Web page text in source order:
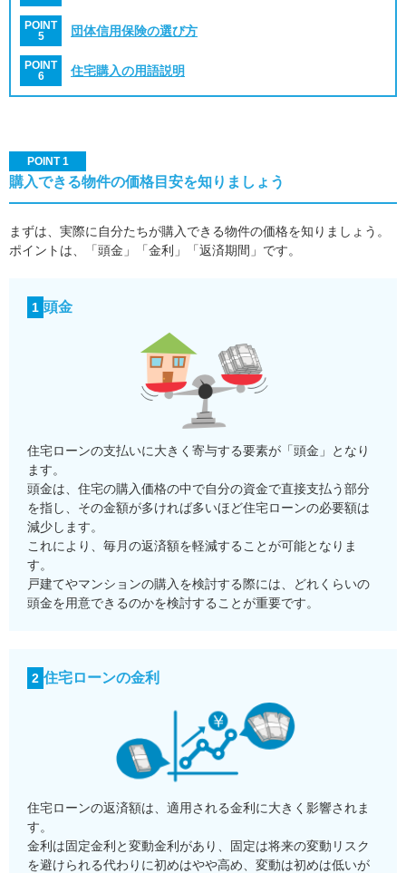
POINT
5
団体信用保険の選び方
POINT
6
住宅購入の用語説明
POINT 1
購入できる物件の価格目安を知りましょう
まずは、実際に自分たちが購入できる物件の価格を知りましょう。
ポイントは、「頭金」「金利」「返済期間」です。
1 頭金
住宅ローンの支払いに大きく寄与する要素が「頭金」となり
ます。
頭金は、住宅の購入価格の中で自分の資金で直接支払う部分
を指し、その金額が多ければ多いほど住宅ローンの必要額は
減少します。
これにより、毎月の返済額を軽減することが可能となりま
す。
戸建てやマンションの購入を検討する際には、どれくらいの
頭金を用意できるのかを検討することが重要です。
2 住宅ローンの金利
住宅ローンの返済額は、適用される金利に大きく影響されま
す。
金利は固定金利と変動金利があり、固定は将来の変動リスク
を避けられる代わりに初めはやや高め、変動は初めは低いが